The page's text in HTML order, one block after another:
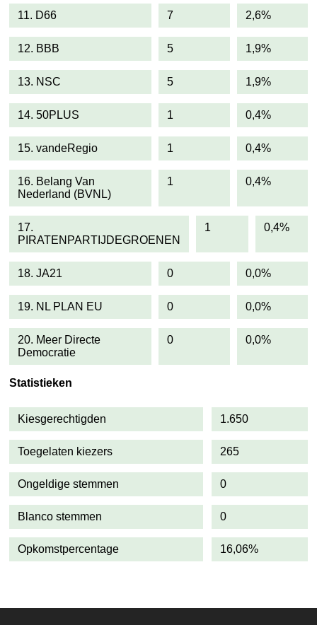
11. D66 7 2,6%
12. BBB 5 1,9%
13. NSC 5 1,9%
14. 50PLUS 1 0,4%
15. vandeRegio 1 0,4%
16. Belang Van
Nederland (BVNL)
1 0,4%
17.
PIRATENPARTIJDEGROENEN
1 0,4%
18. JA21 0 0,0%
19. NL PLAN EU 0 0,0%
20. Meer Directe
Democratie
0 0,0%
Statistieken
Kiesgerechtigden 1.650
Toegelaten kiezers 265
Ongeldige stemmen 0
Blanco stemmen 0
Opkomstpercentage 16,06%